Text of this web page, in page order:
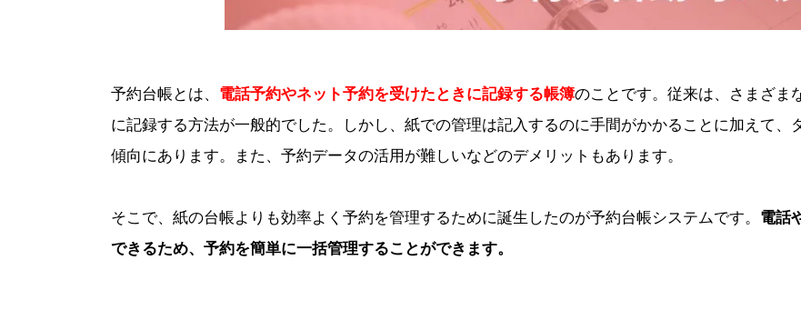
予約台帳とは、 電話予約やネット予約を受けたときに記録する帳簿のことです。従来は、さまざま
に記録する方法が一般的でした。しかし、紙での管理は記入するのに手間がかかることに加えて、
傾向にあります。また、予約データの活用が難しいなどのデメリットもあります。
そこで、紙の台帳よりも効率よく予約を管理するために誕生したのが予約台帳システムです。 電話
できるため、予約を簡単に一括管理することができます。